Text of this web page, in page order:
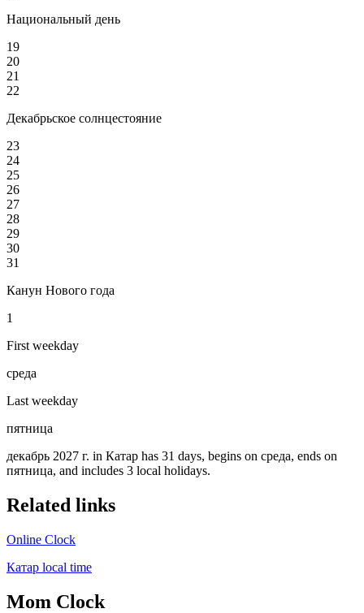
Национальный день
19
20
21
22
Декабрьское солнцестояние
23
24
25
26
27
28
29
30
31
Канун Нового года
1
First weekday
среда
Last weekday
пятница
декабрь 2027 г. in Катар has 31 days, begins on среда, ends on
пятница, and includes 3 local holidays.
Related links
Online Clock
Катар local time
Mom Clock